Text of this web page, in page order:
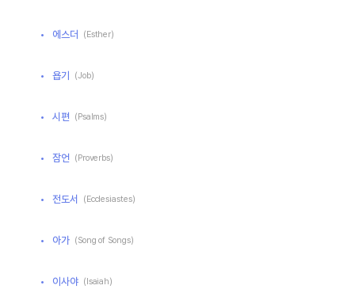
에스더 (Esther)
욥기 (Job)
시편 (Psalms)
잠언 (Proverbs)
전도서 (Ecclesiastes)
아가 (Song of Songs)
이사야 (Isaiah)